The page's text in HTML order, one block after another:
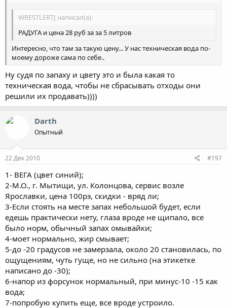
WRESTLERTJ написал(а):
РАДУГА и цена 28 руб за за 5 литров
Интересно, что там за такую цену... У нас техническая вода по-
моему дороже сама по себе..
Ну судя по запаху и цвету это и была какая то
техническая вода, чтобы не сбрасывать отходы они
решили их продавать))))
Darth
Опытный
22 Дек 2010 #197
1- ВЕГА (цвет синий);
2-М.О., г. Мытищи, ул. Колонцова, сервис возле
Ярославки, цена 100рэ, скидки - вряд ли;
3-Если стоять на месте запах небольшой будет, если
едешь практически нету, глаза вроде не щипало, все
было норм, обычный запах омывайки;
4-моет нормально, жир смывает;
5-до -20 градусов не замерзала, около 20 становилась, по
ощущениям, чуть гуще, но не сильно (на этикетке
написано до -30);
6-напор из форсунок нормальный, при минус-10 -15 как
вода;
7-попробую купить еще, все вроде устроило.